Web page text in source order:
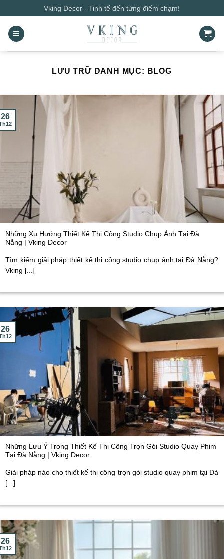
qua
nội
dung
Vking Decor - Tinh tế đến từng điểm chạm!
LƯU TRỮ DANH MỤC: BLOG
Những Xu Hướng Thiết Kế Thi Công Studio Chụp Ảnh Tại Đà
Nẵng | Vking Decor
Tìm kiếm giải pháp thiết kế thi công studio chụp ảnh tại Đà Nẵng?
Vking [...]
26
Những Lưu Ý Trong Thiết Kế Thi Công Trọn Gói Studio Quay Phim
Tại Đà Nẵng | Vking Decor
Giải pháp nào cho thiết kế thi công trọn gói studio quay phim tại Đà
[...]
26
26